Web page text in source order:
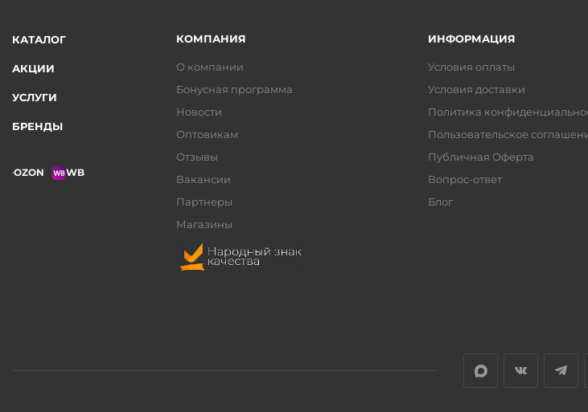
КАТАЛОГ
АКЦИИ
УСЛУГИ
БРЕНДЫ
OZON WB
КОМПАНИЯ
О компании
Бонусная программа
Новости
Оптовикам
Отзывы
Вакансии
Партнеры
Магазины
ИНФОРМАЦИЯ
Условия оплаты
Условия доставки
Политика
Пользовательское
Публичная Оферта
Вопрос-ответ
Блог